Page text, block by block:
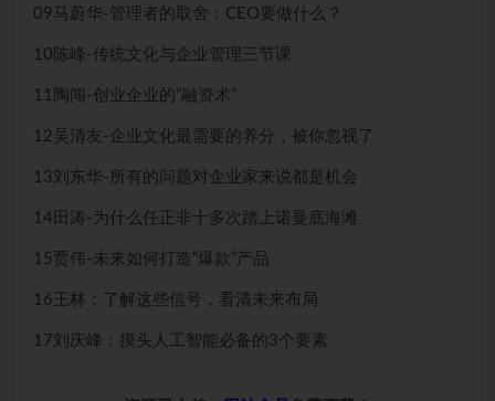
09马蔚华-管理者的取舍：CEO要做什么？
10陈峰-传统文化与企业管理三节课
11陶闯-创业企业的“融资术”
12吴清友-企业文化最需要的养分，被你忽视了
13刘东华-所有的问题对企业家来说都是机会
14田涛-为什么任正非十多次踏上诺曼底海滩
15贾伟-未来如何打造“爆款”产品
16王林：了解这些信号，看清未来布局
17刘庆峰：摸头人工智能必备的3个要素